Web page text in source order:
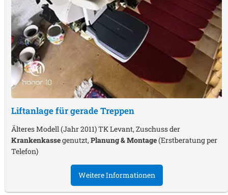
Liftanlage für gerade Treppen
Älteres Modell (Jahr 2011) TK Levant, Zuschuss der
Krankenkassegenutzt,Planung & Montage(Erstberatung per
Telefon)
Weitere Informationen